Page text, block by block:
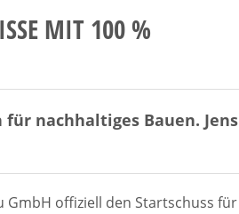
MIT 100 %
nachhaltiges Bauen. Jens
GmbH offiziell den Startschuss für